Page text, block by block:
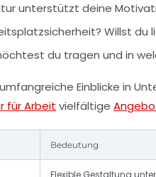
unterstützt deine
Willst
du tragen und in
Einblicke in
für Arbeit vielfältige
Bedeutung
Flexible Gestaltung